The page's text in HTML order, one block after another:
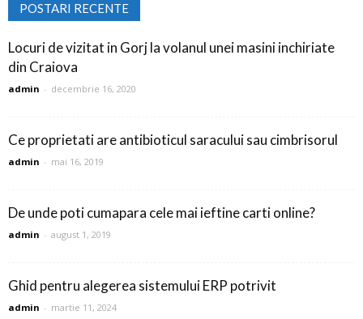
POSTARI RECENTE
Locuri de vizitat in Gorj la volanul unei masini inchiriate
din Craiova
admin - decembrie 16, 2020
Ce proprietati are antibioticul saracului sau cimbrisorul
admin - mai 16, 2019
De unde poti cumapara cele mai ieftine carti online?
admin - august 1, 2019
Ghid pentru alegerea sistemului ERP potrivit
admin - martie 11, 2024